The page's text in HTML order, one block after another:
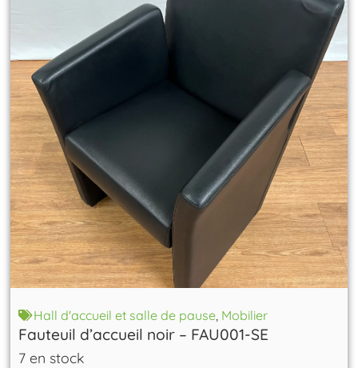
Hall d'accueil et salle de pause, Mobilier
Fauteuil d’accueil noir – FAU001-SE
7 en stock